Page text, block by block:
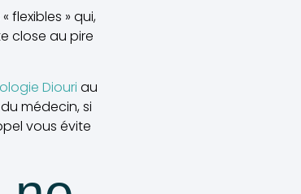
flexibles » qui,
close au pire
Diouri au
médecin, si
vous évite